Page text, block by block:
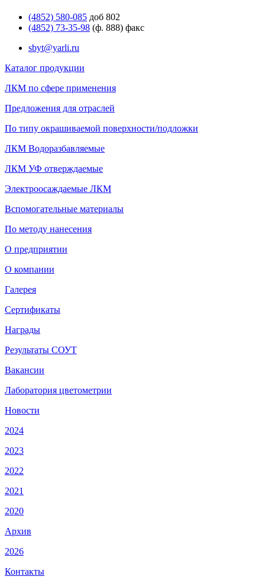
(4852) 580-085 доб 802
(4852) 73-35-98 (ф. 888) факс
sbyt@yarli.ru
Каталог продукции
ЛКМ по сфере применения
Предложения для отраслей
По типу окрашиваемой поверхности/подложки
ЛКМ Водоразбавляемые
ЛКМ УФ отверждаемые
Электроосаждаемые ЛКМ
Вспомогательные материалы
По методу нанесения
О предприятии
О компании
Галерея
Сертификаты
Награды
Результаты СОУТ
Вакансии
Лаборатория цветометрии
Новости
2024
2023
2022
2021
2020
Архив
2026
Контакты